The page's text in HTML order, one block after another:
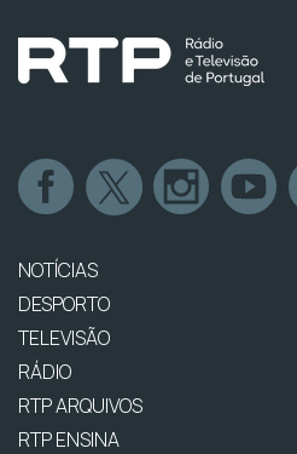
NOTÍCIAS
DESPORTO
TELEVISÃO
RÁDIO
RTP ARQUIVOS
RTP ENSINA